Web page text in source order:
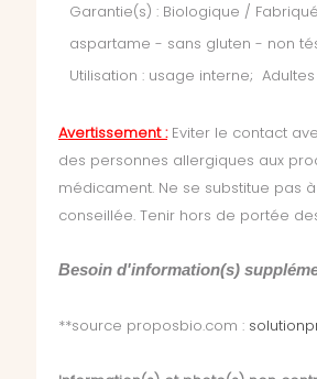
Garantie(s) : Biologique /
aspartame - sans gluten - non
Utilisation : usage interne;
Avertissement :Eviter le contact
des personnes allergiques aux
médicament. Ne se substitue pas
conseillée. Tenir hors de portée
Besoin d'information(s)
**source proposbio.com :